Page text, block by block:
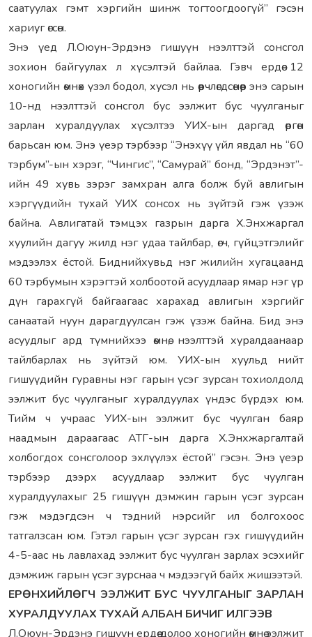
саатуулах гэмт хэргийн шинж тогтоогдоогүй” гэсэн
хариуг өгсөн.
Энэ үед Л.Оюун-Эрдэнэ гишуүн нээлттэй сонсгол
зохион байгуулах л хүсэлтэй байлаа. Гэвч ердөө 12
хоногийн өмнөх үзэл бодол, хусэл нь өөрчлөгдсөнөөр энэ сарын
10-нд нээлттэй сонсгол бус ээлжит бус чуулганыг
зарлан хуралдуулах хүсэлтээ УИХ-ын даргад өргөн
барьсан юм. Энэ үеэр тэрбээр “Энэхүү үйл явдал нь “60
тэрбум”-ын хэрэг, “Чингис”, “Самурай” бонд, “Эрдэнэт”-
ийн 49 хувь зэрэг замхран алга болж буй авлигын
хэргүүдийн тухай УИХ сонсох нь зүйтэй гэж үзэж
байна. Авлигатай тэмцэх газрын дарга Х.Энхжаргал
хуулийн дагуу жилд нэг удаа тайлбар, өгч, гүйцэтгэлийг
мэдээлэх ёстой. Биднийхувьд нэг жилийн хугацаанд
60 тэрбумын хэрэгтэй холбоотой асуудлаар ямар нэг үр
дүн гарахгүй байгаагаас харахад авлигын хэргийг
санаатай нуун дарагдуулсан гэж үзэж байна. Бид энэ
асуудлыг ард түмнийхээ өмнө, нээлттэй хуралдаанаар
тайлбарлах нь зүйтэй юм. УИХ-ын хуульд нийт
гишуүдийн гуравны нэг гарын үсэг зурсан тохиолдолд
ээлжит бус чуулганыг хуралдуулах үндэс бүрдэх юм.
Тийм ч учраас УИХ-ын ээлжит бус чуулган баяр
наадмын дараагаас АТГ-ын дарга Х.Энхжаргалтай
холбогдох сонсголоор эхлүүлэх ёстой” гэсэн. Энэ үеэр
тэрбээр дээрх асуудлаар ээлжит бус чуулган
хуралдуулахыг 25 гишүүн дэмжин гарын үсэг зурсан
гэж мэдэгдсэн ч тэдний нэрсийг ил болгохоос
татгалзсан юм. Гэтэл гарын үсэг зурсан гэх гишүүдийн
4-5-аас нь лавлахад ээлжит бус чуулган зарлах эсэхийг
дэмжиж гарын үсэг зурснаа ч мэдээгүй байх жишээтэй.
ЕРӨНХИЙЛӨГЧ ЭЭЛЖИТ БУС ЧУУЛГАНЫГ ЗАРЛАН
ХУРАЛДУУЛАХ ТУХАЙ АЛБАН БИЧИГ ИЛГЭЭВ
Л.Оюун-Эрдэнэ гишүүн ердөө долоо хоногийн өмнө ээлжит